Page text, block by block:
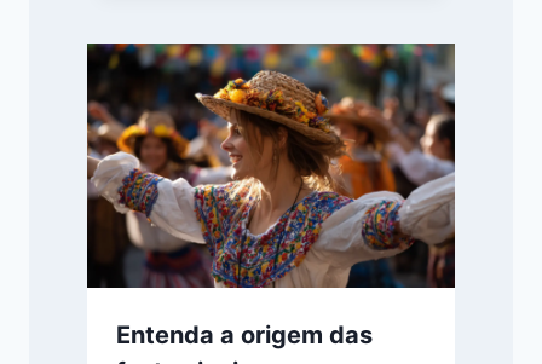
Entenda a origem das